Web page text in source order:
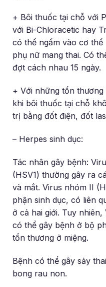
+ Bôi thuốc tại chỗ với
với Bi-Chloracetic hay
có thể ngấm vào cơ
phụ nữ mang thai. Có
đợt cách nhau 15 ngày.
+ Với những tổn
khi bôi thuốc tại chỗ
trị bằng đốt điện, đốt
– Herpes sinh dục:
Tác nhân gây bệnh:
(HSV1) thường gây ra
và mắt. Virus nhóm II
phận sinh dục, có liên
ở cả hai giới. Tuy
có thể gây bệnh ở bộ
tổn thương ở miệng.
Bệnh có thể gây sảy
bong rau non.